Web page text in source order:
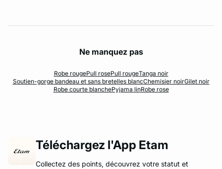
Ne manquez pas
Robe rougePull rosePull rougeTanga noir
Soutien-gorge bandeau et sans bretelles blancChemisier noirGilet noir
Robe courte blanchePyjama linRobe rose
Téléchargez l'App Etam
Collectez des points, découvrez votre statut et